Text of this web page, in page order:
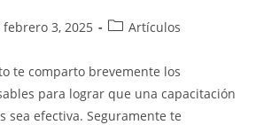
febrero 3, 2025 Artículos
te comparto brevemente los
para lograr que una capacitación
sea efectiva. Seguramente te